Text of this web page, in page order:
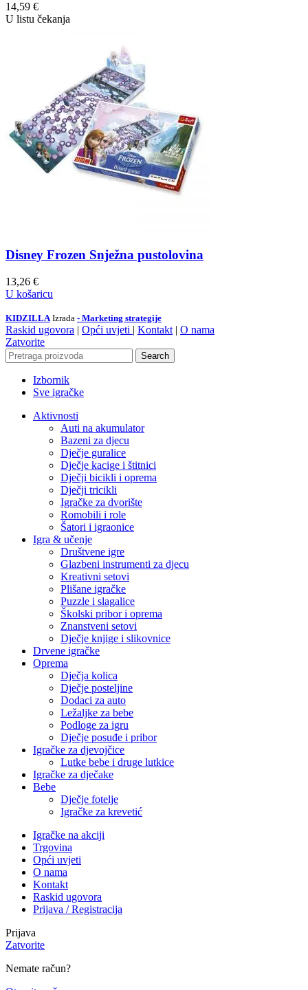
14,59 €
U listu čekanja
Disney Frozen Snježna pustolovina
13,26 €
U košaricu
KIDZILLA Izrada - Marketing strategije
Raskid ugovora | Opći uvjeti | Kontakt | O nama
Zatvorite
Search
Izbornik
Sve igračke
Aktivnosti
Auti na akumulator
Bazeni za djecu
Dječje guralice
Dječje kacige i štitnici
Dječji bicikli i oprema
Dječji tricikli
Igračke za dvorište
Romobili i role
Šatori i igraonice
Igra & učenje
Društvene igre
Glazbeni instrumenti za djecu
Kreativni setovi
Plišane igračke
Puzzle i slagalice
Školski pribor i oprema
Znanstveni setovi
Dječje knjige i slikovnice
Drvene igračke
Oprema
Dječja kolica
Dječje posteljine
Dodaci za auto
Ležaljke za bebe
Podloge za igru
Dječje posuđe i pribor
Igračke za djevojčice
Lutke bebe i druge lutkice
Igračke za dječake
Bebe
Dječje fotelje
Igračke za krevetić
Igračke na akciji
Trgovina
Opći uvjeti
O nama
Kontakt
Raskid ugovora
Prijava / Registracija
Prijava
Zatvorite
Nemate račun?